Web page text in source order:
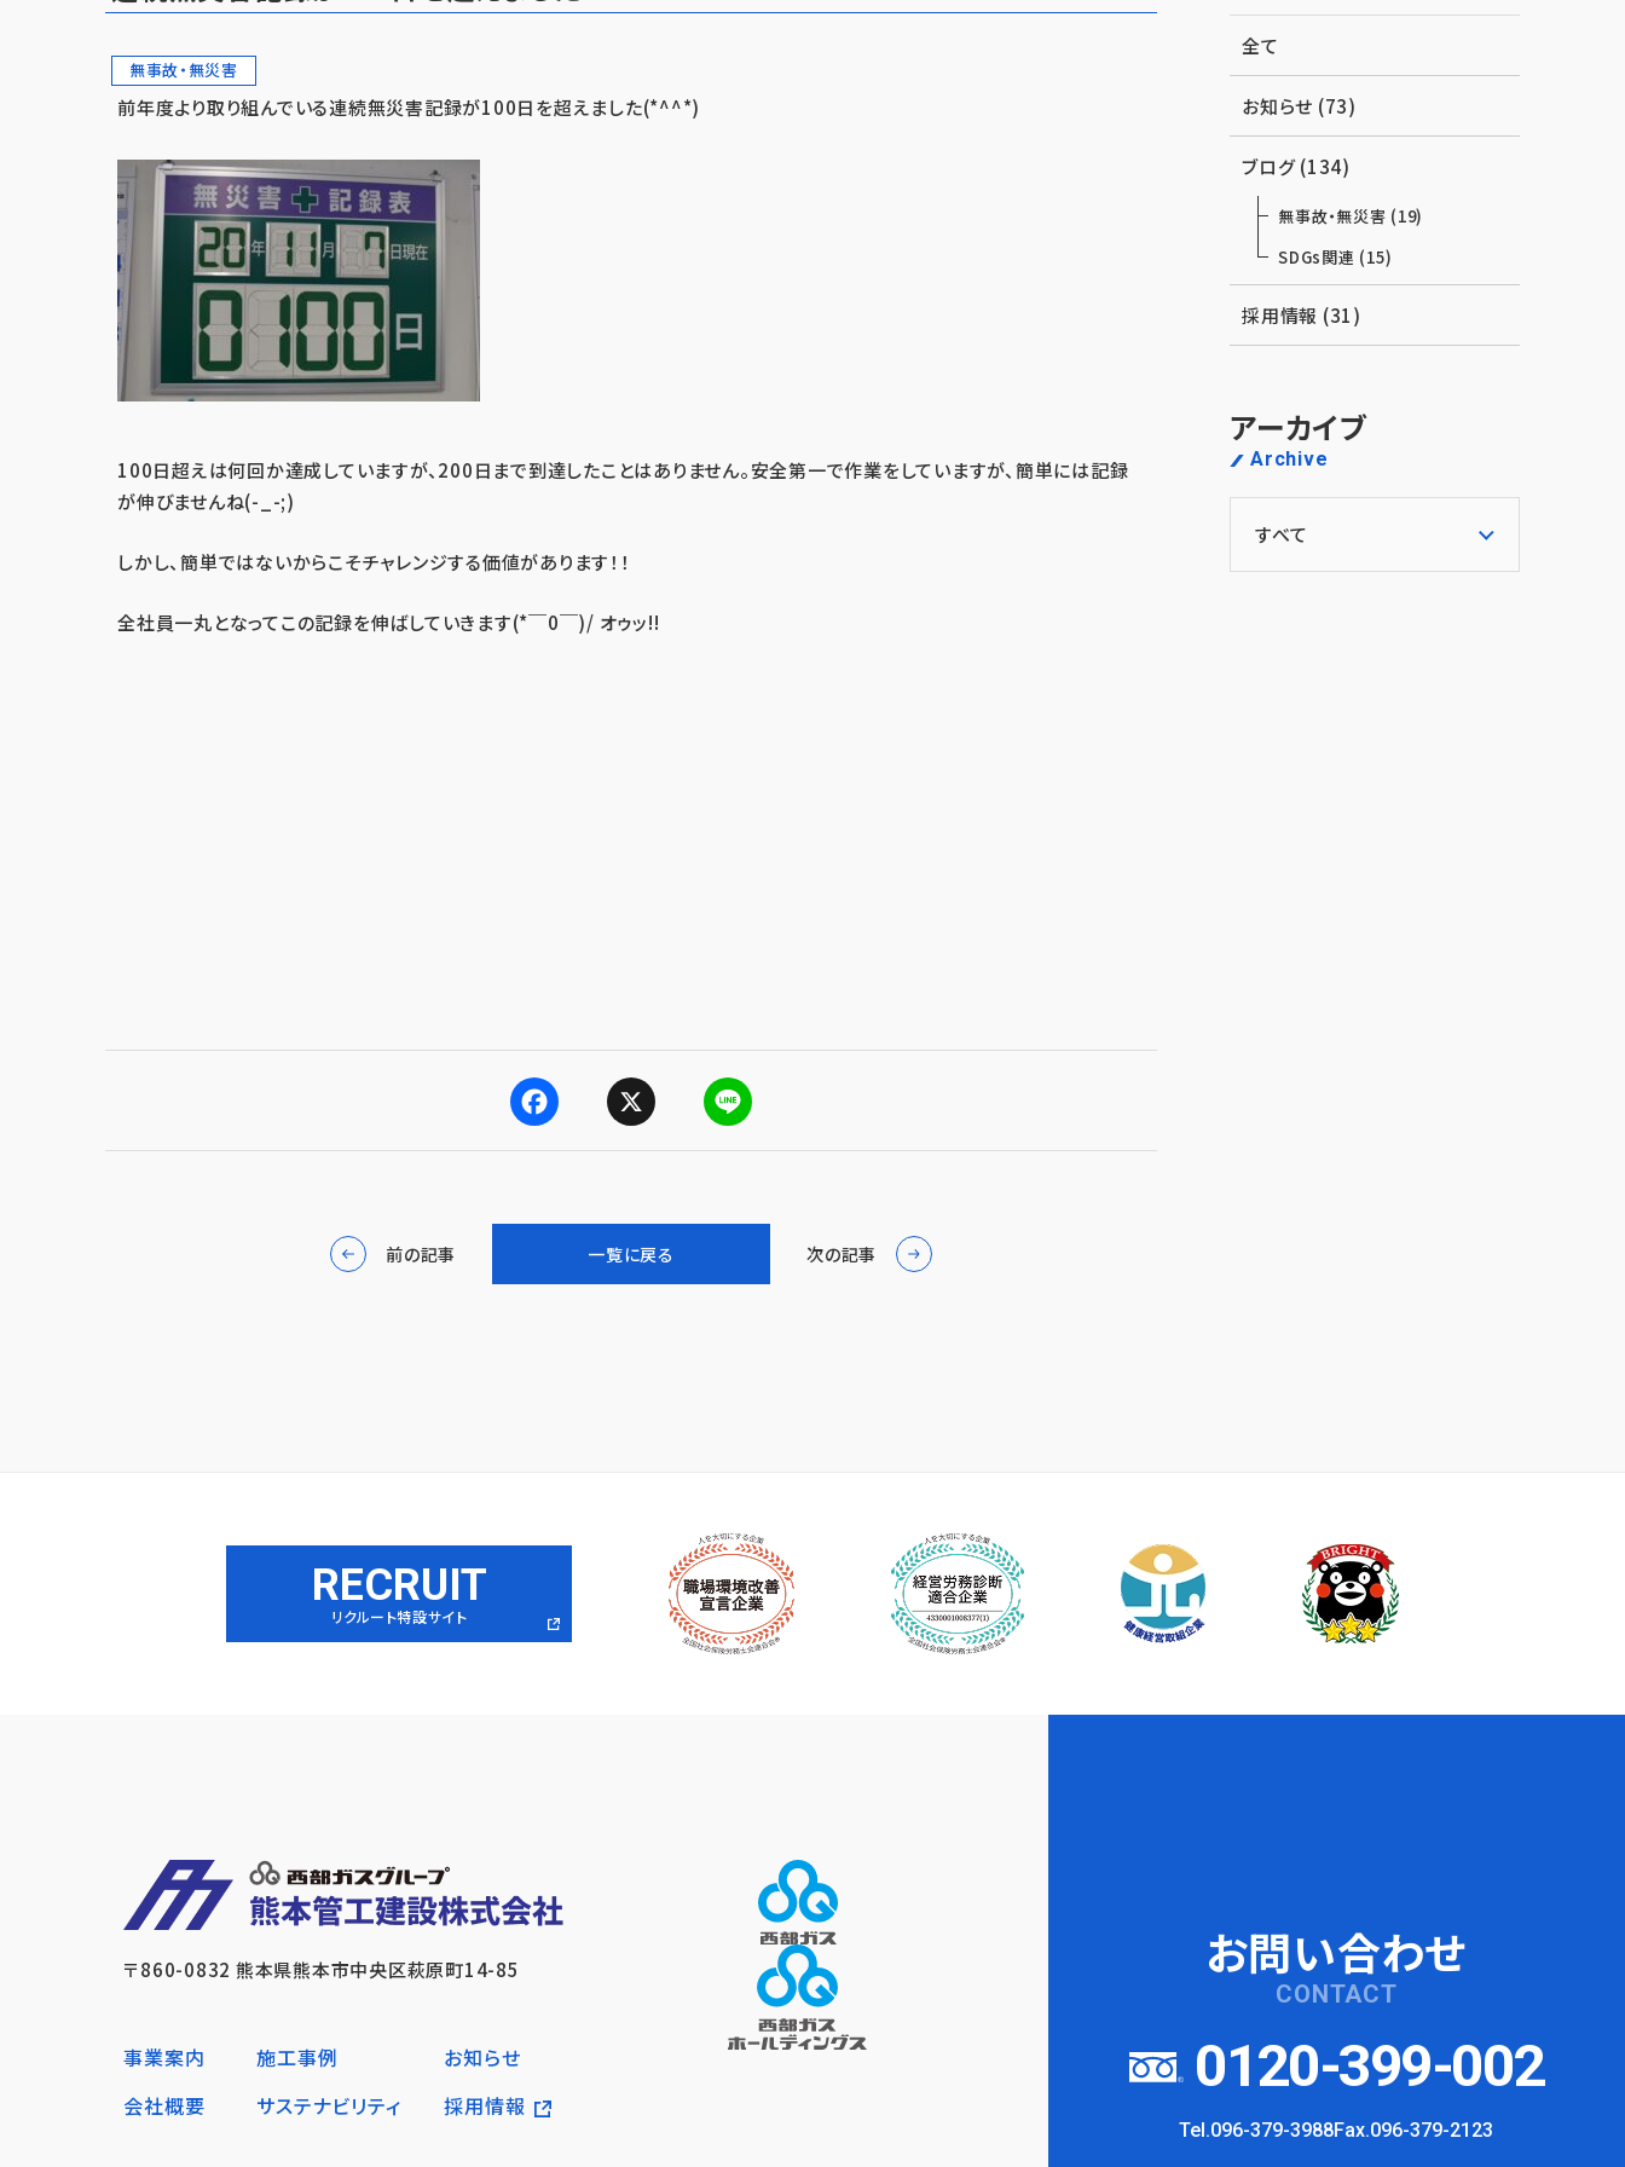
無事故・無災害
前年度より取り組んでいる連続無災害記録が100日を超えました(*^^*)
100日超えは何回か達成していますが、200日まで到達したことはありません。安全第一で作業をしていますが、簡単には記録
が伸びませんね(-_-;)
しかし、簡単ではないからこそチャレンジする価値があります！！
全社員一丸となってこの記録を伸ばしていきます(*￣0￣)/ オゥッ!!
F
X
L
一覧に戻る
前の記事 次の記事
全て
お知らせ (73)
ブログ (134)
無事故・無災害 (19)
SDGs関連 (15)
採用情報 (31)
アーカイブ
Archive
RECRUIT
リクルート特設サイト
お問い合わせ
CONTACT
0120-399-002
Tel.096-379-3988Fax.096-379-2123
〒860-0832 熊本県熊本市中央区萩原町14-85
事業案内 施工事例
お知らせ
会社概要
サステナビリティ 採用情報